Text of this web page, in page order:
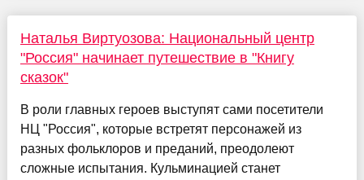
Наталья Виртуозова: Национальный центр
"Россия" начинает путешествие в "Книгу
сказок"
В роли главных героев выступят сами посетители
НЦ "Россия", которые встретят персонажей из
разных фольклоров и преданий, преодолеют
сложные испытания. Кульминацией станет